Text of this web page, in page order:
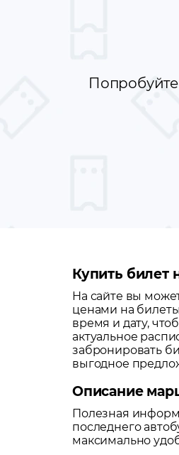
Купить билет
На сайте вы
ценами на
время и дату,
актуальное
забронировать
выгодное
Описание
Полезная
последнего
максимально